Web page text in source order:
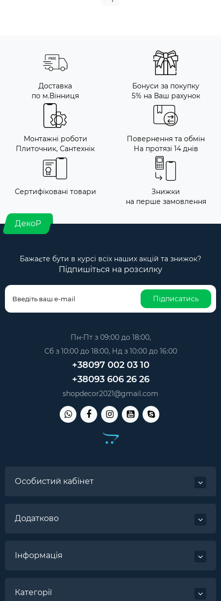
Доставка
по м.Вінниця
Бонуси за покупку
5% на Ваш рахунок
Монтажні роботи
Плиточник, Сантехнік
Повернення та обмін
На протязі 14 днів
Сертифіковані товари
Знижки
на перше замовлення
ДекоР
Бажаєте бути в курсі всіх наших акцій та знижок?
Підпишіться на розсилку
Підписатись
Пн-Пт з 09:00 до 18:00,
Сб з 10:00 до 18:00, Нд з 10:00 до 16:00
+38097 002 03 10
+38093 606 26 26
shopdecor2021@gmail.com
Особистий кабінет
Додатково
Інформація
Категорії